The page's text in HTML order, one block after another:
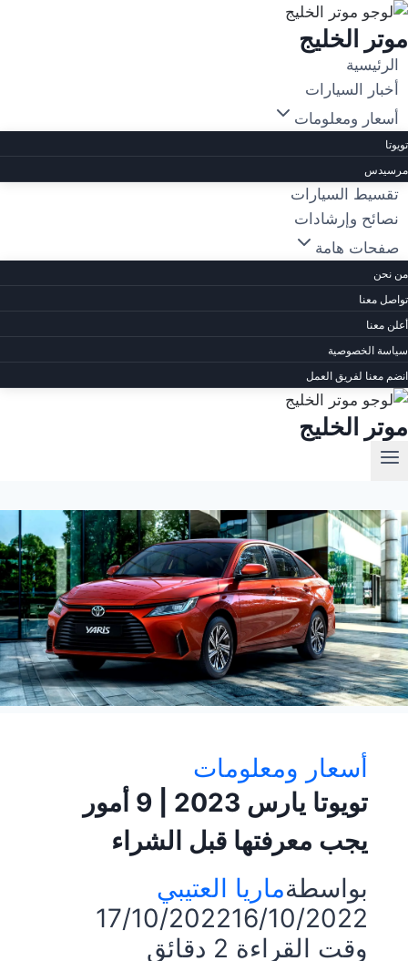
التجاوز
إلى
المحتوى
موتر الخليج
الرئيسية
أخبار السيارات
أسعار ومعلومات
تويوتا
مرسيدس
تقسيط السيارات
نصائح وإرشادات
صفحات هامة
من نحن
تواصل معنا
أعلن معنا
سياسة الخصوصية
انضم معنا لفريق العمل
موتر الخليج
أسعار ومعلومات
تويوتا يارس 2023 | 9 أمور
يجب معرفتها قبل الشراء
بواسطةماريا العتيبي
17/10/202216/10/2022
وقت القراءة
دقائق